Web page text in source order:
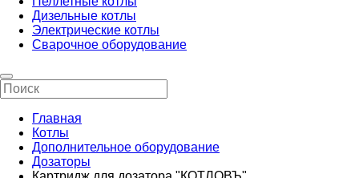
Дизельные котлы
Электрические котлы
Сварочное оборудование
Главная
Котлы
Дополнительное оборудование
Дозаторы